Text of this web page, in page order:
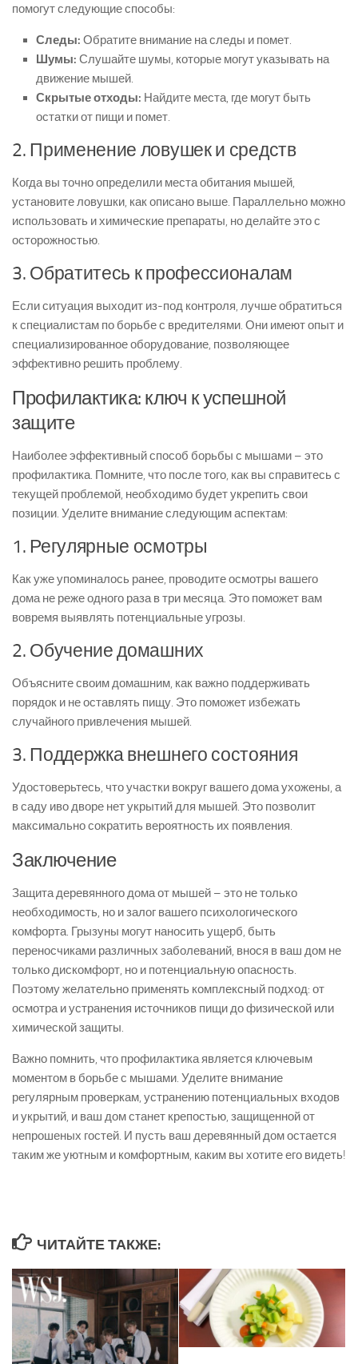
помогут следующие способы:
Следы: Обратите внимание на следы и помет.
Шумы: Слушайте шумы, которые могут указывать на
движение мышей.
Скрытые отходы: Найдите места, где могут быть
остатки от пищи и помет.
2. Применение ловушек и средств
Когда вы точно определили места обитания мышей,
установите ловушки, как описано выше. Параллельно можно
использовать и химические препараты, но делайте это с
осторожностью.
3. Обратитесь к профессионалам
Если ситуация выходит из-под контроля, лучше обратиться
к специалистам по борьбе с вредителями. Они имеют опыт и
специализированное оборудование, позволяющее
эффективно решить проблему.
Профилактика: ключ к успешной
защите
Наиболее эффективный способ борьбы с мышами – это
профилактика. Помните, что после того, как вы справитесь с
текущей проблемой, необходимо будет укрепить свои
позиции. Уделите внимание следующим аспектам:
1. Регулярные осмотры
Как уже упоминалось ранее, проводите осмотры вашего
дома не реже одного раза в три месяца. Это поможет вам
вовремя выявлять потенциальные угрозы.
2. Обучение домашних
Объясните своим домашним, как важно поддерживать
порядок и не оставлять пищу. Это поможет избежать
случайного привлечения мышей.
3. Поддержка внешнего состояния
Удостоверьтесь, что участки вокруг вашего дома ухожены, а
в саду иво дворе нет укрытий для мышей. Это позволит
максимально сократить вероятность их появления.
Заключение
Защита деревянного дома от мышей – это не только
необходимость, но и залог вашего психологического
комфорта. Грызуны могут наносить ущерб, быть
переносчиками различных заболеваний, внося в ваш дом не
только дискомфорт, но и потенциальную опасность.
Поэтому желательно применять комплексный подход: от
осмотра и устранения источников пищи до физической или
химической защиты.
Важно помнить, что профилактика является ключевым
моментом в борьбе с мышами. Уделите внимание
регулярным проверкам, устранению потенциальных входов
и укрытий, и ваш дом станет крепостью, защищенной от
непрошеных гостей. И пусть ваш деревянный дом остается
таким же уютным и комфортным, каким вы хотите его видеть!
ЧИТАЙТЕ ТАКЖЕ: